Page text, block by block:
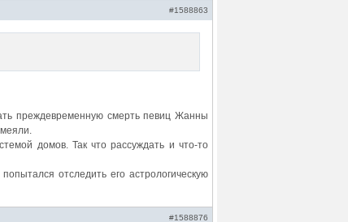
#1588863
преждевременную смерть певиц Жанны
домов. Так что рассуждать и что-то
отследить его астрологическую
#1588876